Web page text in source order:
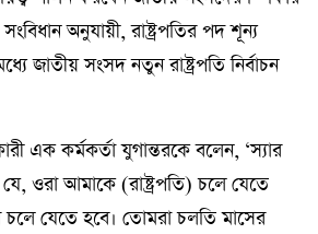
অনুযায়ী, রাষ্ট্রপতির পদ শূন্য
জাতীয় সংসদ নতুন রাষ্ট্রপতি নির্বাচন
এক কর্মকর্তা যুগান্তরকে বলেন, ‘স্যার
ওরা আমাকে (রাষ্ট্রপতি) চলে যেতে
যেতে হবে। তোমরা চলতি মাসের